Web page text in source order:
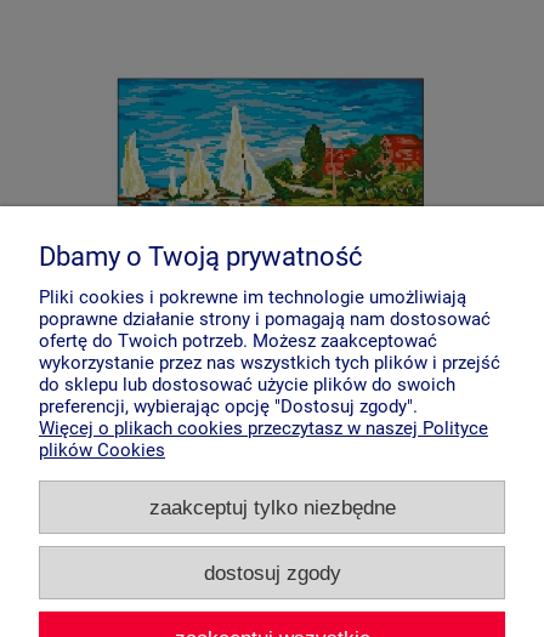
Kanwa 3041 Regaty w Argenteuil -
Claude Monet
39,00 zł
do koszyka
Dbamy o Twoją prywatność
Pliki cookies i pokrewne im technologie umożliwiają
poprawne działanie strony i pomagają nam dostosować
ofertę do Twoich potrzeb. Możesz zaakceptować
wykorzystanie przez nas wszystkich tych plików i przejść
do sklepu lub dostosować użycie plików do swoich
preferencji, wybierając opcję "Dostosuj zgody".
Więcej o plikach cookies przeczytasz w naszej Polityce
plików Cookies
zaakceptuj tylko niezbędne
dostosuj zgody